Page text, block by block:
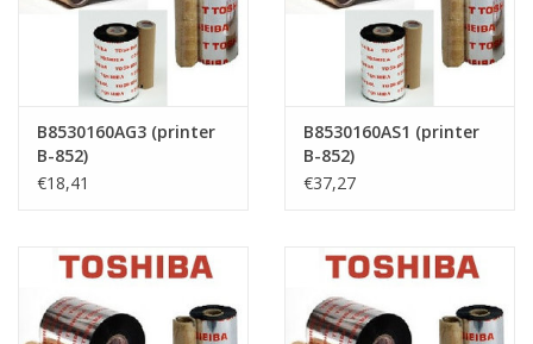
B8530160AG3 (printer
B-852)
€18,41
B8530160AS1 (printer
B-852)
€37,27